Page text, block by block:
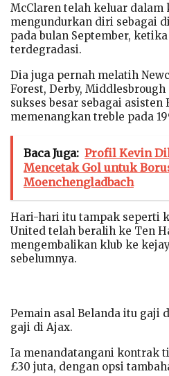
McClaren telah keluar dalam
mengundurkan diri sebagai
pada bulan September,
terdegradasi.
Dia juga pernah melatih
Forest, Derby, Middlesbrough
sukses besar sebagai
memenangkan treble pada
Baca Juga: Profil Kevin
Mencetak Gol untuk
Moenchengladbach
Hari-hari itu tampak seperti
United telah beralih ke Ten
mengembalikan klub ke
sebelumnya.
Pemain asal Belanda itu gaji
gaji di Ajax.
Ia menandatangani kontrak
£30 juta, dengan opsi